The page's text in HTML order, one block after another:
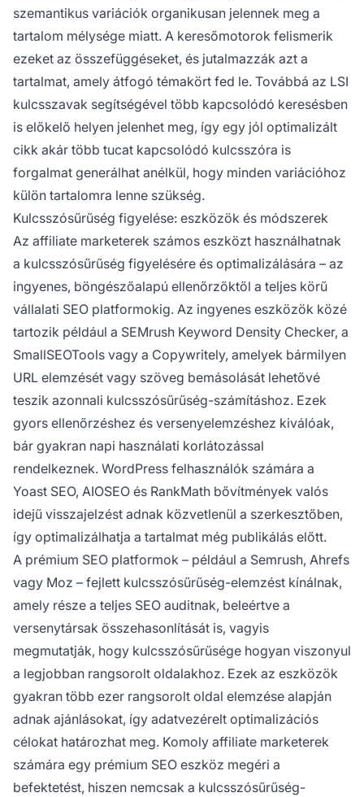
szemantikus variációk organikusan jelennek meg a
tartalom mélysége miatt. A keresőmotorok felismerik
ezeket az összefüggéseket, és jutalmazzák azt a
tartalmat, amely átfogó témakört fed le. Továbbá az LSI
kulcsszavak segítségével több kapcsolódó keresésben
is előkelő helyen jelenhet meg, így egy jól optimalizált
cikk akár több tucat kapcsolódó kulcsszóra is
forgalmat generálhat anélkül, hogy minden variációhoz
külön tartalomra lenne szükség.
Kulcsszósűrűség figyelése: eszközök és módszerek
Az affiliate marketerek számos eszközt használhatnak
a kulcsszósűrűség figyelésére és optimalizálására – az
ingyenes, böngészőalapú ellenőrzőktől a teljes körű
vállalati SEO platformokig. Az ingyenes eszközök közé
tartozik például a SEMrush Keyword Density Checker, a
SmallSEOTools vagy a Copywritely, amelyek bármilyen
URL elemzését vagy szöveg bemásolását lehetővé
teszik azonnali kulcsszósűrűség-számításhoz. Ezek
gyors ellenőrzéshez és versenyelemzéshez kiválóak,
bár gyakran napi használati korlátozással
rendelkeznek. WordPress felhasználók számára a
Yoast SEO, AIOSEO és RankMath bővítmények valós
idejű visszajelzést adnak közvetlenül a szerkesztőben,
így optimalizálhatja a tartalmat még publikálás előtt.
A prémium SEO platformok – például a Semrush, Ahrefs
vagy Moz – fejlett kulcsszósűrűség-elemzést kínálnak,
amely része a teljes SEO auditnak, beleértve a
versenytársak összehasonlítását is, vagyis
megmutatják, hogy kulcsszósűrűsége hogyan viszonyul
a legjobban rangsorolt oldalakhoz. Ezek az eszközök
gyakran több ezer rangsorolt oldal elemzése alapján
adnak ajánlásokat, így adatvezérelt optimalizációs
célokat határozhat meg. Komoly affiliate marketerek
számára egy prémium SEO eszköz megéri a
befektetést, hiszen nemcsak a kulcsszósűrűség-